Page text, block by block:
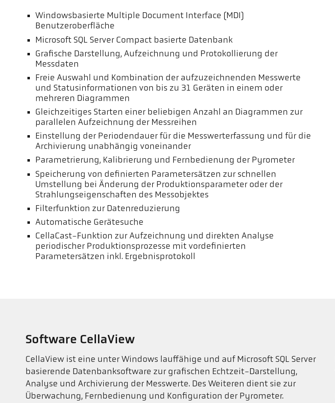
Windowsbasierte Multiple Document Interface (MDI)
Benutzeroberfläche
Microsoft SQL Server Compact basierte Datenbank
Grafische Darstellung, Aufzeichnung und Protokollierung der
Messdaten
Freie Auswahl und Kombination der aufzuzeichnenden Messwerte
und Statusinformationen von bis zu 31 Geräten in einem oder
mehreren Diagrammen
Gleichzeitiges Starten einer beliebigen Anzahl an Diagrammen zur
parallelen Aufzeichnung der Messreihen
Einstellung der Periodendauer für die Messwerterfassung und für die
Archivierung unabhängig voneinander
Parametrierung, Kalibrierung und Fernbedienung der Pyrometer
Speicherung von definierten Parametersätzen zur schnellen
Umstellung bei Änderung der Produktionsparameter oder der
Strahlungseigenschaften des Messobjektes
Filterfunktion zur Datenreduzierung
Automatische Gerätesuche
CellaCast-Funktion zur Aufzeichnung und direkten Analyse
periodischer Produktionsprozesse mit vordefinierten
Parametersätzen inkl. Ergebnisprotokoll
Software CellaView
CellaView ist eine unter Windows lauffähige und auf Microsoft SQL Server
basierende Datenbanksoftware zur grafischen Echtzeit-Darstellung,
Analyse und Archivierung der Messwerte. Des Weiteren dient sie zur
Überwachung, Fernbedienung und Konfiguration der Pyrometer.